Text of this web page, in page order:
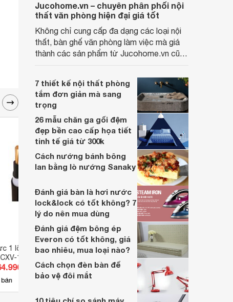
1 lõi CXV-1R-600V
100
đ
Cáp điện lực 1 lõi CXV-1R-600V
CADIVI CV CXV-2
Giá từ 7.370 đ
Jucohome.vn – chuyên phân phối nội
thất văn phòng hiện đại giá tốt
Không chỉ cung cấp đa dạng các loại nội
thất, bàn ghế văn phòng làm việc mà giá
thành các sản phẩm từ Jucohome.vn cũng
7 thiết kế nội thất phòng
tắm đơn giản mà sang
trọng
26 mẫu chăn ga gối đệm
đẹp bền cao cấp họa tiết
tinh tế giá từ 300k
Cách nướng bánh bông
lan bằng lò nướng Sanaky
Đánh giá bàn là hơi nước
lock&lock có tốt không? 7
lý do nên mua dùng
Đánh giá đệm bông ép
Everon có tốt không, giá
bao nhiêu, mua loại nào?
Cách chọn đèn bàn để
bảo vệ đôi mắt